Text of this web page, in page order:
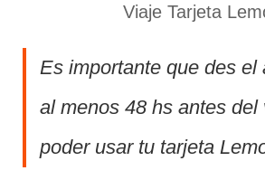
Viaje Tarjeta
Es importante que des el
al menos 48 hs antes del
poder usar tu tarjeta